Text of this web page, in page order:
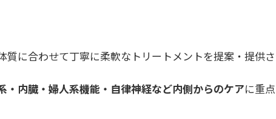
に合わせて丁寧に柔軟なトリートメントを提案・提供さ
・内臓・婦人系機能・自律神経など内側からのケアに重点